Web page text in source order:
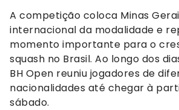
A competição coloca Minas
internacional da modalidade e
momento importante para o
squash no Brasil. Ao longo dos
BH Open reuniu jogadores de
nacionalidades até chegar à
sábado.